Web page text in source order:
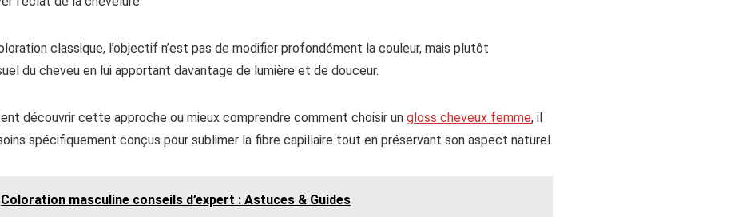
classique, l’objectif n’est pas de modifier profondément la couleur, mais plutôt
du cheveu en lui apportant davantage de lumière et de douceur.
découvrir cette approche ou mieux comprendre comment choisir un gloss cheveux femme, il
spécifiquement conçus pour sublimer la fibre capillaire tout en préservant son aspect naturel.
Coloration masculine conseils d’expert : Astuces & Guides